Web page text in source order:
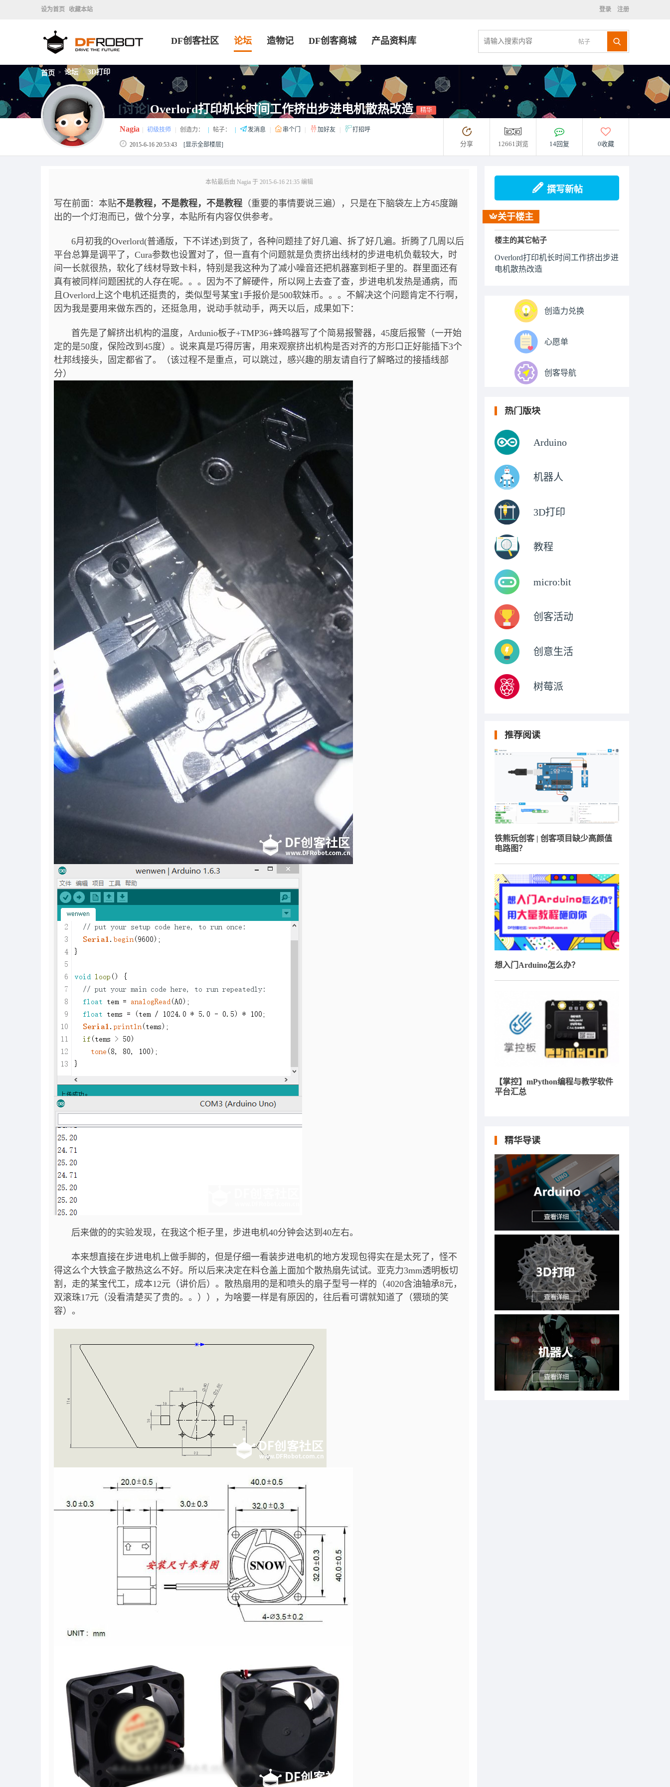
设为首页 收藏本站 登录 注册
帖子
DF创客社区 论坛 造物记 DF创客商城 产品资料库
首页 > 论坛 > 3D打印
[讨论]Overlord打印机长时间工作挤出步进电机散热改造 精华
Nagia 初级技师 创造力： 帖子： 发消息 串个门 加好友 打招呼
2015-6-16 20:53:43 [显示全部楼层] 分享 12661浏览 14回复 0收藏
本帖最后由 Nagia 于 2015-6-16 21:35 编辑
写在前面：本贴不是教程，不是教程，不是教程 （重要的事情要说三遍），只是在下脑袋左上方45度蹦
出的一个灯泡而已，做个分享，本贴所有内容仅供参考。
6月初我的Overlord(普通版，下不详述)到货了，各种问题挂了好几遍、拆了好几遍。折腾了几周以后
平台总算是调平了，Cura参数也设置对了，但一直有个问题就是负责挤出线材的步进电机负载较大，时
间一长就很热，软化了线材导致卡料，特别是我这种为了减小噪音还把机器塞到柜子里的。群里面还有
真有被同样问题困扰的人存在呢。。。因为不了解硬件，所以网上去查了查，步进电机发热是通病，而
且Overlord上这个电机还挺贵的，类似型号某宝1手报价是500软妹币。。。不解决这个问题肯定不行啊，
因为我是要用来做东西的，还挺急用，说动手就动手，两天以后，成果如下：
首先是了解挤出机构的温度，Ardunio板子+TMP36+蜂鸣器写了个简易报警器，45度后报警（一开始
定的是50度，保险改到45度）。说来真是巧得厉害，用来观察挤出机构是否对齐的方形口正好能插下3个
杜邦线接头，固定都省了。（该过程不是重点，可以跳过，感兴趣的朋友请自行了解略过的接插线部
分）
后来做的的实验发现，在我这个柜子里，步进电机40分钟会达到40左右。
本来想直接在步进电机上做手脚的，但是仔细一看装步进电机的地方发现包得实在是太死了，怪不
得这么个大铁盒子散热这么不好。所以后来决定在料仓盖上面加个散热扇先试试。亚克力3mm透明板切
割，走的某宝代工，成本12元（讲价后）。散热扇用的是和喷头的扇子型号一样的（4020含油轴承8元，
双滚珠17元（没看清楚买了贵的。。）），为啥要一样是有原因的，往后看可谓就知道了（猥琐的笑
容）。
撰写新帖
关于楼主
楼主的其它帖子
Overlord打印机长时间工作挤出步进
电机散热改造
创造力兑换
心愿单
创客导航
热门版块
Arduino
机器人
3D打印
教程
micro:bit
创客活动
创意生活
树莓派
推荐阅读
铁熊玩创客 | 创客项目缺少高颜值
电路图？
想入门Arduino怎么办？
【掌控】mPython编程与教学软件
平台汇总
精华导读